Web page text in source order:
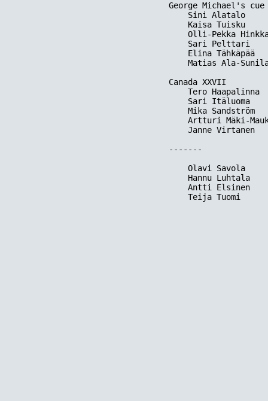
George Michael's
Sini Alatalo
Kaisa Tuisku
Olli-Pekka
Sari Pelttari
Elina Tähkäpää
Matias Ala-
Canada XXVII
Tero Haapalinna
Sari Itäluoma
Mika Sandström
Artturi Mäki-
Janne Virtanen
-------
Olavi Savola
Hannu Luhtala
Antti Elsinen
Teija Tuomi